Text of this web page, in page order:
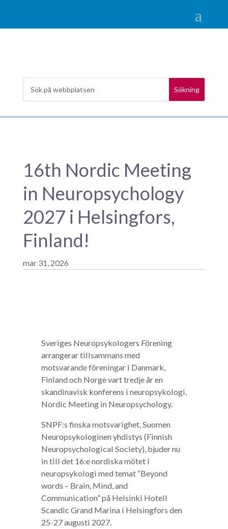
16th Nordic Meeting
in Neuropsychology
2027 i Helsingfors,
Finland!
mar 31, 2026
Sveriges Neuropsykologers Förening
arrangerar tillsammans med
motsvarande föreningar i Danmark,
Finland och Norge vart tredje år en
skandinavisk konferens i neuropsykologi,
Nordic Meeting in Neuropsychology.
SNPF:s finska motsvarighet,Suomen
Neuropsykologinen yhdistys (Finnish
Neuropsychological Society),bjuder nu
in till det 16:e nordiska mötet i
neuropsykologi med temat “Beyond
words – Brain, Mind, and
Communication” på Helsinki Hotell
Scandic Grand Marina i Helsingfors den
25-27 augusti 2027.